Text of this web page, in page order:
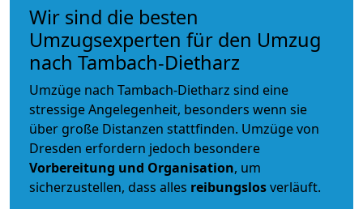
Wir sind die besten
Umzugsexperten für den Umzug
nach Tambach-Dietharz
Umzüge nach Tambach-Dietharz sind eine
stressige Angelegenheit, besonders wenn sie
über große Distanzen stattfinden. Umzüge von
Dresden erfordern jedoch besondere
Vorbereitung und Organisation, um
sicherzustellen, dass alles reibungslosverläuft.